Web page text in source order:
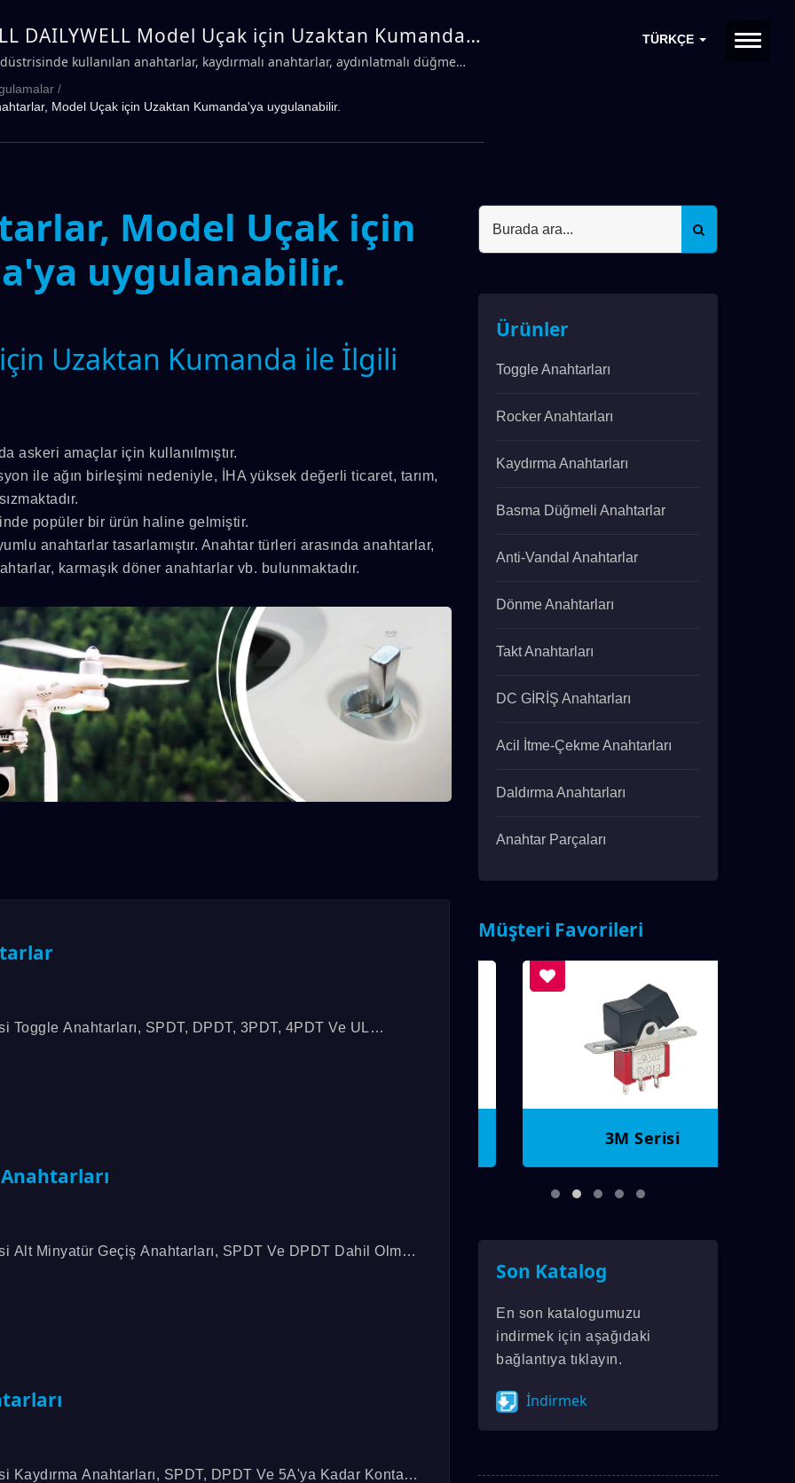
TÜRKÇE
DAILYWELL Model Uçak için Uzaktan Kumanda
kullanılan anahtarlar, kaydırmalı anahtarlar, aydınlatmalı düğme
/
Model Uçak için Uzaktan Kumanda'ya uygulanabilir.
Model Uçak için
uygulanabilir.
Uzaktan Kumanda ile İlgili
askeri amaçlar için kullanılmıştır.
ile ağın birleşimi nedeniyle, İHA yüksek değerli ticaret, tarım,
popüler bir ürün haline gelmiştir.
anahtarlar tasarlamıştır. Anahtar türleri arasında anahtarlar,
karmaşık döner anahtarlar vb. bulunmaktadır.
Toggle Anahtarları, SPDT, DPDT, 3PDT, 4PDT Ve UL
Alt Minyatür Geçiş Anahtarları, SPDT Ve DPDT Dahil Olmak
Kaydırma Anahtarları, SPDT, DPDT Ve 5A'ya Kadar Kontak
Ürünler
Toggle Anahtarları
Rocker Anahtarları
Kaydırma Anahtarları
Basma Düğmeli Anahtarlar
Anti-Vandal Anahtarlar
Dönme Anahtarları
Takt Anahtarları
DC GİRİŞ Anahtarları
Acil İtme-Çekme Anahtarları
Daldırma Anahtarları
Anahtar Parçaları
Müşteri Favorileri
3M Serisi
Son Katalog
En son katalogumuzu
indirmek için aşağıdaki
bağlantıya tıklayın.
İndirmek